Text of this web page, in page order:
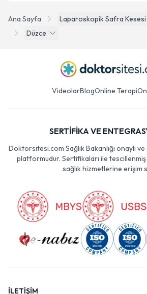
Ana Sayfa
Laparoskopik Safra Kesesi
Düzce
VideolarBlogOnline Terapi
SERTİFİKA VE
Doktorsitesi.com Sağlık Bakanlığı onaylı
platformudur. Sertifikaları ile tescillenmiş
sağlık hizmetlerine erişim
İLETİŞİM